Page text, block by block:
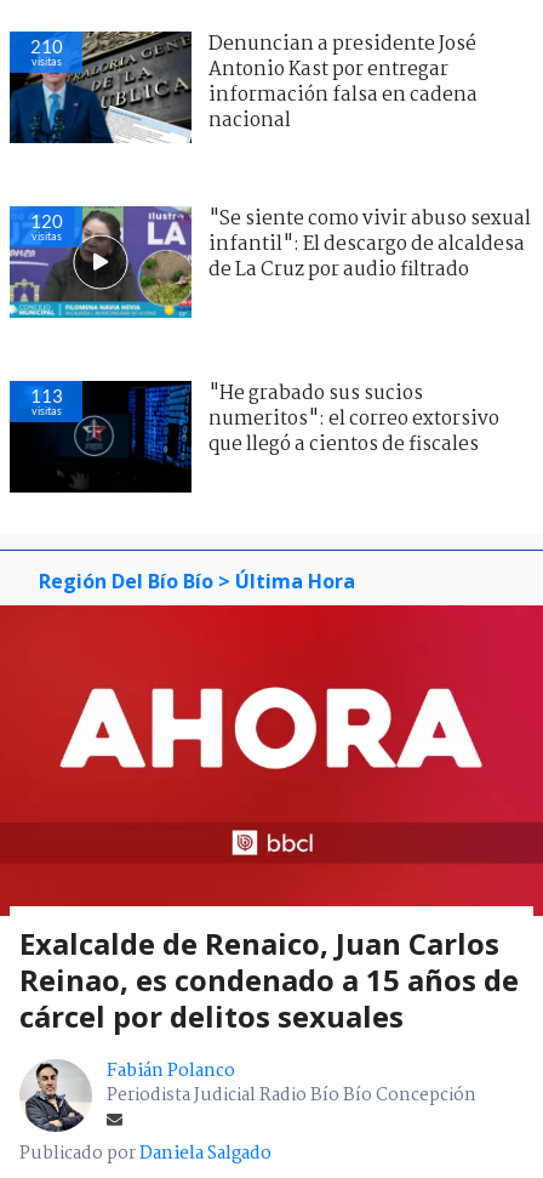
210
visitas
Denuncian a presidente José
Antonio Kast por entregar
información falsa en cadena
nacional
120
visitas
"Se siente como vivir abuso sexual
infantil": El descargo de alcaldesa
de La Cruz por audio filtrado
113
visitas
"He grabado sus sucios
numeritos": el correo extorsivo
que llegó a cientos de fiscales
Región Del Bío Bío > Última Hora
Exalcalde de Renaico, Juan Carlos
Reinao, es condenado a 15 años de
cárcel por delitos sexuales
Fabián Polanco
Periodista Judicial Radio Bío Bío Concepción
Publicado porDaniela Salgado